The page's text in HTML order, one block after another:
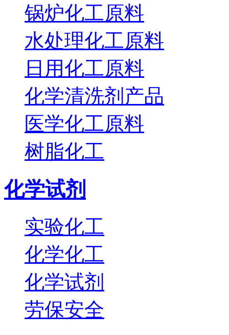
锅炉化工原料
水处理化工原料
日用化工原料
化学清洗剂产品
医学化工原料
树脂化工
化学试剂
实验化工
化学化工
化学试剂
劳保安全